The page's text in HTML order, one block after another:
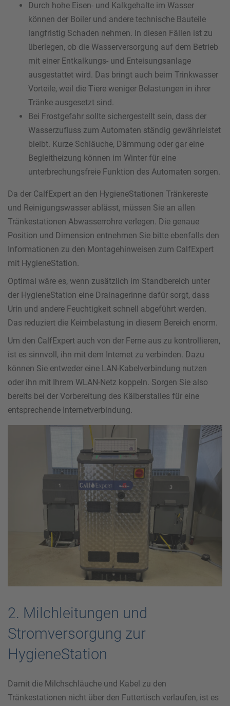
Durch hohe Eisen- und Kalkgehalte im Wasser
können der Boiler und andere technische Bauteile
langfristig Schaden nehmen. In diesen Fällen ist zu
überlegen, ob die Wasserversorgung auf dem Betrieb
mit einer Entkalkungs- und Enteisungsanlage
ausgestattet wird. Das bringt auch beim Trinkwasser
Vorteile, weil die Tiere weniger Belastungen in ihrer
Tränke ausgesetzt sind.
Bei Frostgefahr sollte sichergestellt sein, dass der
Wasserzufluss zum Automaten ständig gewährleistet
bleibt. Kurze Schläuche, Dämmung oder gar eine
Begleitheizung können im Winter für eine
unterbrechungsfreie Funktion des Automaten sorgen.
Da der CalfExpert an den HygieneStationen Tränkereste
und Reinigungswasser ablässt, müssen Sie an allen
Tränkestationen Abwasserrohre verlegen. Die genaue
Position und Dimension entnehmen Sie bitte ebenfalls den
Informationen zu den Montagehinweisen zum CalfExpert
mit HygieneStation.
Optimal wäre es, wenn zusätzlich im Standbereich unter
der HygieneStation eine Drainagerinne dafür sorgt, dass
Urin und andere Feuchtigkeit schnell abgeführt werden.
Das reduziert die Keimbelastung in diesem Bereich enorm.
Um den CalfExpert auch von der Ferne aus zu kontrollieren,
ist es sinnvoll, ihn mit dem Internet zu verbinden. Dazu
können Sie entweder eine LAN-Kabelverbindung nutzen
oder ihn mit Ihrem WLAN-Netz koppeln. Sorgen Sie also
bereits bei der Vorbereitung des Kälberstalles für eine
entsprechende Internetverbindung.
2. Milchleitungen und
Stromversorgung zur
HygieneStation
Damit die Milchschläuche und Kabel zu den
Tränkestationen nicht über den Futtertisch verlaufen, ist es